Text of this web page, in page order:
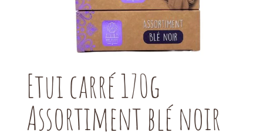
Etui carré 170g
Assortiment blé noir